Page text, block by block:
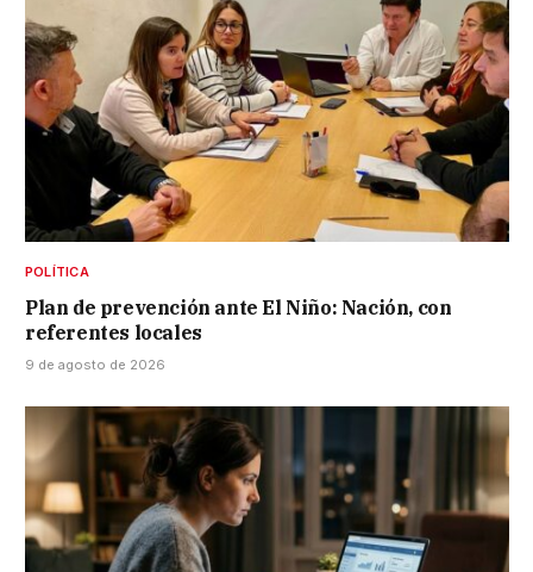
POLÍTICA
Plan de prevención ante El Niño: Nación, con
referentes locales
9 de agosto de 2026